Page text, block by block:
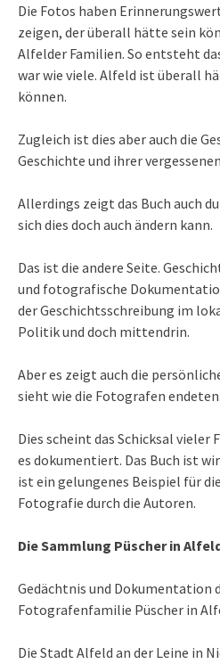
Die Fotos haben
zeigen, der überall hätte sein
Alfelder Familien. So entsteht
war wie viele. Alfeld ist überall
können.
Zugleich ist dies aber auch die
Geschichte und ihrer
Allerdings zeigt das Buch auch
sich dies doch auch ändern kann.
Das ist die andere Seite.
und fotografische
der Geschichtsschreibung im
Politik und doch mittendrin.
Aber es zeigt auch die
sieht wie die Fotografen endeten.
Dies scheint das Schicksal vieler
es dokumentiert. Das Buch ist
ist ein gelungenes Beispiel für
Fotografie durch die Autoren.
Die Sammlung Püscher in
Gedächtnis und Dokumentation
Fotografenfamilie Püscher in
Die Stadt Alfeld an der Leine in